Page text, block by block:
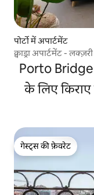
पोर्टो में अपार्टमेंट
क्वाड्रा अपार्टमेंट -
Porto Bridge
के लिए
गेस्ट्स की फ़ेवरेट
गेस्ट्स की फ़ेवरेट